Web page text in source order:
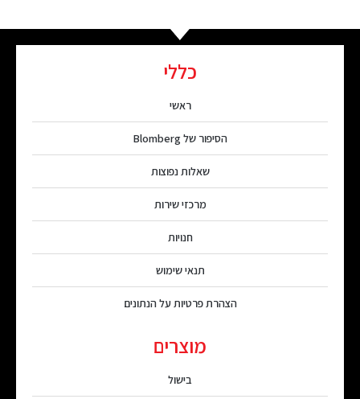
כללי
ראשי
הסיפור של Blomberg
שאלות נפוצות
מרכזי שירות
חנויות
תנאי שימוש
הצהרת פרטיות על הנתונים
מוצרים
בישול